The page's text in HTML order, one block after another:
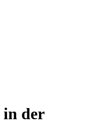
in der